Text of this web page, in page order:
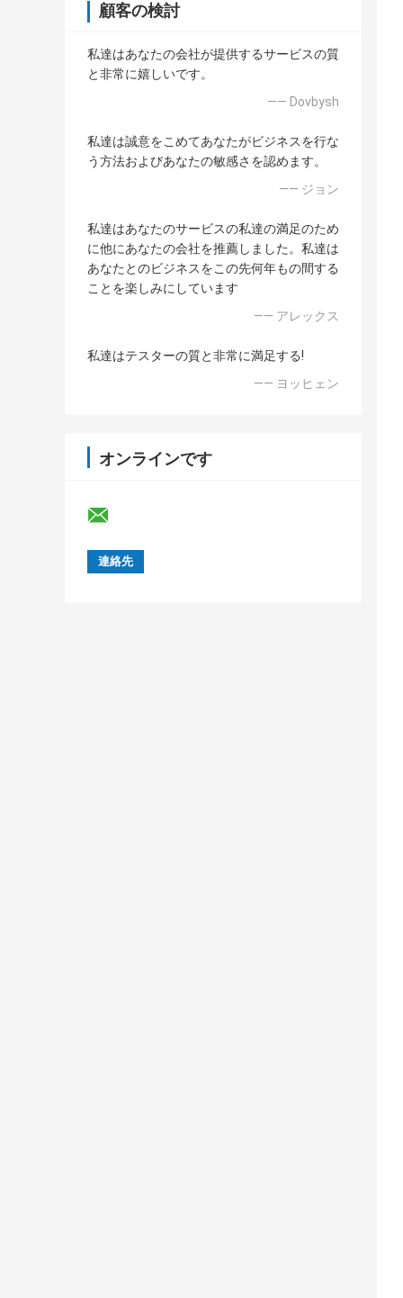
顧客の検討
私達はあなたの会社が提供するサービスの質
と非常に嬉しいです。
—— Dovbysh
私達は誠意をこめてあなたがビジネスを行な
う方法およびあなたの敏感さを認めます。
—— ジョン
私達はあなたのサービスの私達の満足のため
に他にあなたの会社を推薦しました。私達は
あなたとのビジネスをこの先何年もの間する
ことを楽しみにしています
—— アレックス
私達はテスターの質と非常に満足する!
—— ヨッヒェン
オンラインです